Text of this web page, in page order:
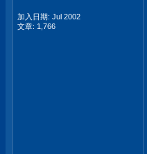
加入日期: Jul 2002
文章: 1,766